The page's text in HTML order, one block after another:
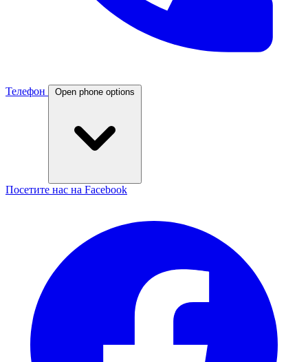
Телефон Open phone options
Посетите нас на Facebook